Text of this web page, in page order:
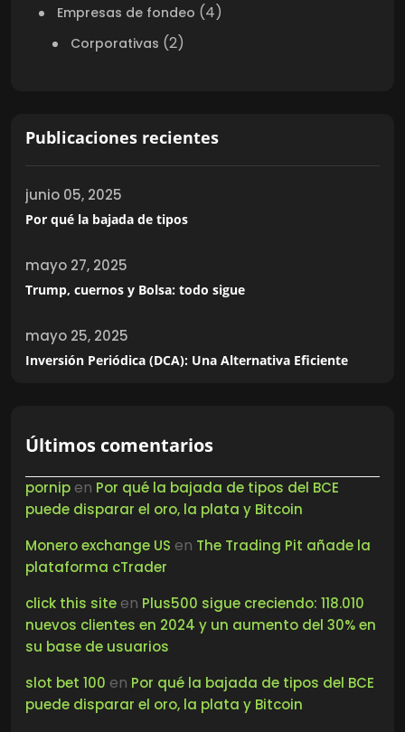
Empresas de fondeo (4)
Corporativas (2)
Publicaciones recientes
junio 05, 2025
Por qué la bajada de tipos
mayo 27, 2025
Trump, cuernos y Bolsa: todo sigue
mayo 25, 2025
Inversión Periódica (DCA): Una Alternativa Eficiente
Últimos comentarios
pornip en Por qué la bajada de tipos del BCE
puede disparar el oro, la plata y Bitcoin
Monero exchange US en The Trading Pit añade la
plataforma cTrader
click this site en Plus500 sigue creciendo: 118.010
nuevos clientes en 2024 y un aumento del 30% en
su base de usuarios
slot bet 100 en Por qué la bajada de tipos del BCE
puede disparar el oro, la plata y Bitcoin